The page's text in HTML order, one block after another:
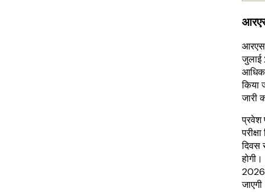
जुलाई
किया
जारी
प्रवेश
दिवस
2026